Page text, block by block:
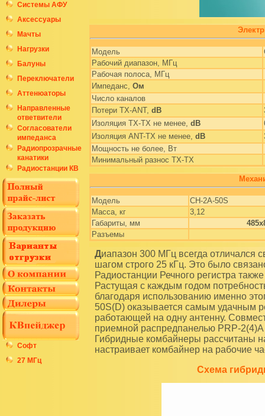
Системы АФУ
Аксессуары
Мачты
Нагрузки
Балуны
Переключатели
Аттенюаторы
Направленные
ответвители
Согласователи
импеданса
Радиопрозрачные
канатики
Радиостанции КВ
Софт
27 МГц
Модель
Рабочий диапазон, МГц
Рабочая полоса, МГц
Импеданс, Ом
Число каналов
Потери TX-ANT, dB
Изоляция ТХ-ТХ не менее, dB
Изоляция ANT-TX не менее, dB
Мощность не более, Вт
Минимальный разнос ТХ-ТХ
Модель
CH-2A-50S
Масса, кг
3,12
Габариты, мм
Разъемы
Диапазон 300 МГц всегда отличался своей специфичностью, а именно, сеткой частот с
шагом строго 25 кГц. Это было
Радиостанции Речного регистра
Растущая с каждым годом
благодаря использованию именно
50S(D) оказывается самым удачным
работающей на одну антенну.
приемной распредпанелью PRP-
Гибридные комбайнеры рассчитаны
настраивает комбайнер на рабочие
Схема